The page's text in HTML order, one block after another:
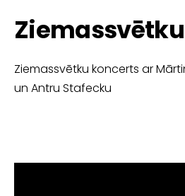
Ziemassvētku koncerts ar
un Antru Stafecku